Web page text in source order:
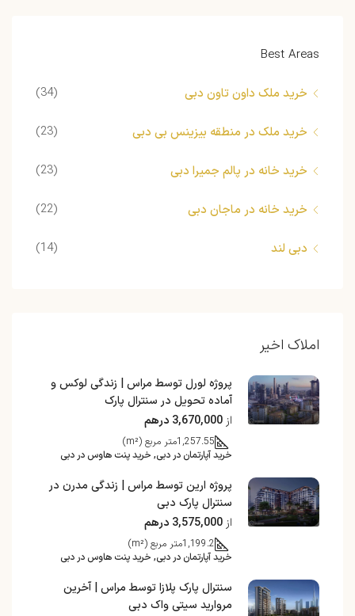
Best Areas
خرید ملک داون تاون دبی (34)
خرید ملک در منطقه بیزینس بی دبی (23)
خرید خانه در پالم جمیرا دبی (23)
خرید خانه در ماجان دبی (22)
دبی لند (14)
املاک اخیر
پروژه لورل توسط مراس | زندگی لوکس و
آماده تحویل در سنترال پارک
از 3,670,000 درهم
1,257.55متر مربع (m²)
خرید آپارتمان در دبی, خرید پنت هاوس در دبی
پروژه ارین توسط مراس | زندگی مدرن در
سنترال پارک دبی
از 3,575,000 درهم
1,199.2متر مربع (m²)
خرید آپارتمان در دبی, خرید پنت هاوس در دبی
سنترال پارک پلازا توسط مراس | آخرین
مروارید سیتی واک دبی